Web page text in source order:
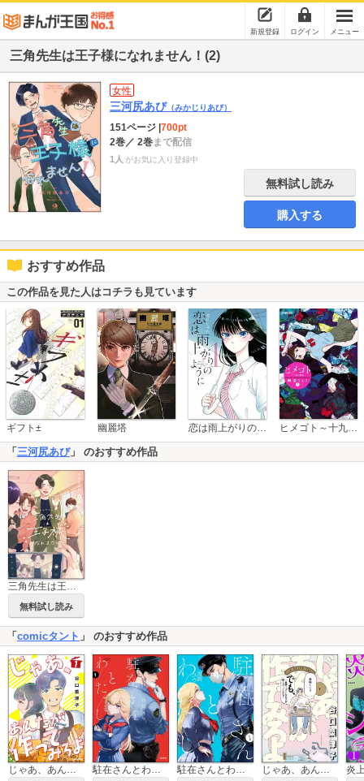
新規登録 ログイン メニュー
三角先生は王子様になれません！(2)
女性
三河尻あび （みかじりあび）
151ページ 700pt
2巻／ 2巻まで配信
1人 がお気に入り登録中
無料試し読み
購入する
おすすめ作品
この作品を見た人はコチラも見ています
ギフト± 幽麗塔 恋は雨上がりのように ヒメゴト～十九歳の制服～
「 三河尻あび」 のおすすめ作品
無料試し読み
「comicタント 」 のおすすめ作品
じゃあ、あんたが作ってみろよ（分冊版） 駐在さんとわたし 駐在さんとわたし（分冊版） じゃあ、あんたが作ってみろよ